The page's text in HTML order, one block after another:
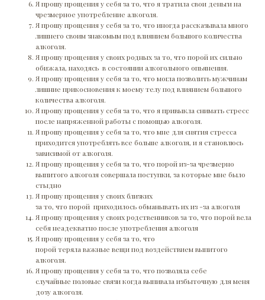
Я прошу прощения у себя за то, что я тратила свои деньги на
чрезмерное употребление алкоголя.
Я прошу прощения у себя за то, что иногда рассказывала много
лишнего своим знакомым под влиянием большого количества
алкоголя.
Я прошу прощения у своих родных за то, что порой их сильно
обижала, находясь в состоянии алкогольного опьянения.
Я прошу прощения у себя за то, что могла позволить мужчинам
лишние прикосновения к моему телу под влиянием большого
количества алкоголя.
Я прошу прощения у себя за то, что я привыкла снимать стресс
после напряженной работы с помощью алкоголя.
Я прошу прощения у себя за то, что мне для снятия стресса
приходится употреблять все больше алкоголя, и я становлюсь
зависимой от алкоголя.
Я прошу прощения у себя за то, что порой из-за чрезмерно
выпитого алкоголя совершала поступки, за которые мне было
стыдно
Я прошу прощения у своих близких
за то, что порой приходилось обманывать их из -за алкоголя
Я прошу прощения у своих родственников за то, что порой вела
себя неадекватно после употребления алкоголя
Я прошу прощения у себя за то, что
порой теряла важные вещи под воздействием выпитого
алкоголя.
Я прошу прощения у себя за то, что позволяла себе
случайные половые связи когда выпивала избыточную для меня
дозу алкоголя.